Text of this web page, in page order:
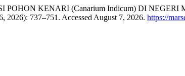
POHON KENARI (Canarium Indicum) DI
2026): 737–751. Accessed August 7, 2026. https://